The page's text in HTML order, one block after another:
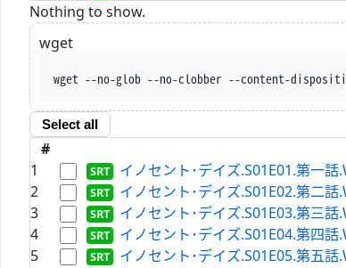
Nothing to show.
wget
wget --no-glob --no-clobber --content-disposition --trust-
Select all
#
1
イノセント･デイズ.S01E01.第一
2
イノセント･デイズ.S01E02.第二
3
イノセント･デイズ.S01E03.第三
4
イノセント･デイズ.S01E04.第四
5
イノセント･デイズ.S01E05.第五